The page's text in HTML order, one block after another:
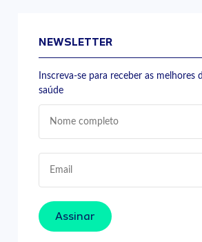
NEWSLETTER
Inscreva-se para receber as melhores
saúde
Assinar